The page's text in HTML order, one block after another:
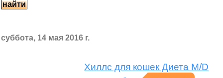
суббота, 14 мая 2016 г.
Хиллс для кошек Диета M/D